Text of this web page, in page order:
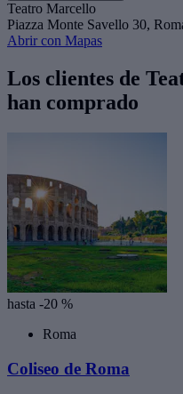
Teatro Marcello
Piazza Monte Savello 30,
Abrir con Mapas
Los clientes de
han comprado
hasta -20 %
Roma
Coliseo de Roma